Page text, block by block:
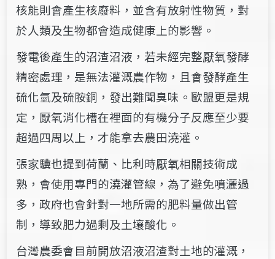
核能則會產生核廢料，並含有放射性物質，對
於人類及生物都會造成健康上的影響。
發電後產生的沼渣沼液，若未經完整厭氧發酵
精密處理，是無法灌溉農作物，且會發酵產生
硫化氫及硫胺銅，發出難聞臭味。歐盟更是規
定，厭氧消化槽在裡面的有機分子反應至少要
超過四周以上，才能拿去農田澆灌。
張家驥也提到荷蘭、比利時厭氧相關技術成
熟，會使用專門的澆灌管線，為了避免噴灑過
多，政府也會針對一地所需的肥料量做出管
制，導致肥力過剩及土壤酸化。
台灣農委會目前開放沼液沼渣對土地的灌溉，